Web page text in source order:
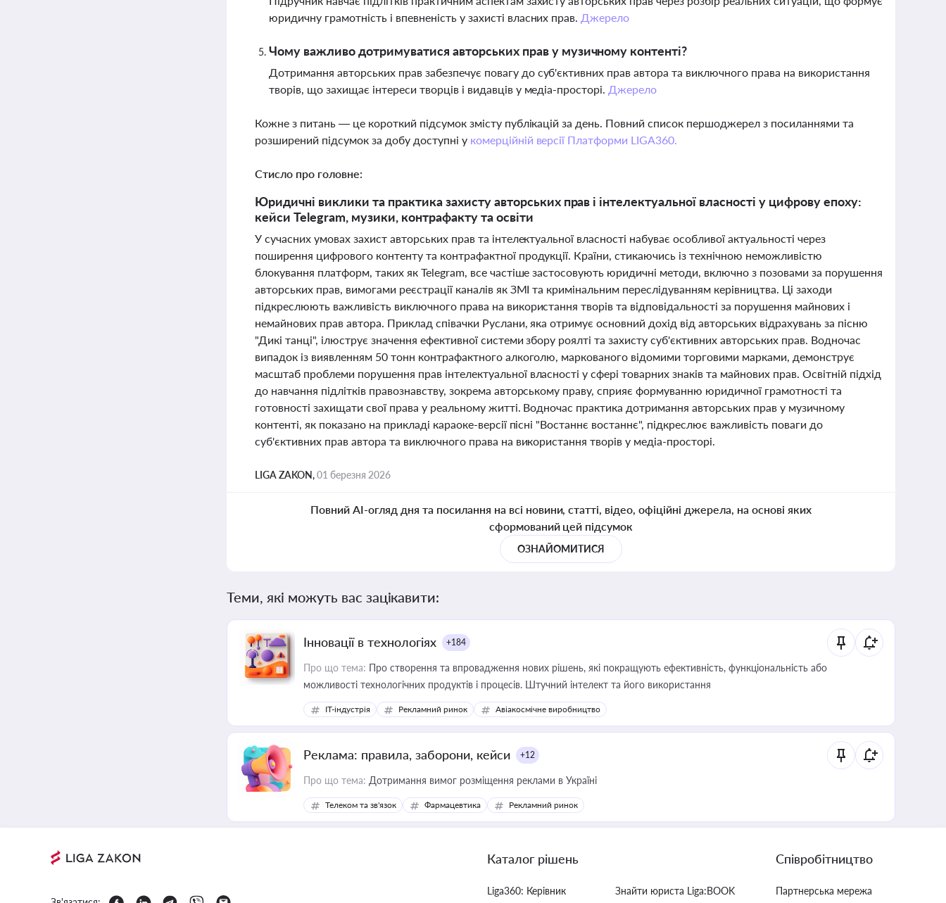
юридичну грамотність і впевненість у захисті власних прав. Джерело
Чому важливо дотримуватися авторських прав у музичному контенті?
Дотримання авторських прав забезпечує повагу до суб'єктивних прав автора та виключного права на використання
творів, що захищає інтереси творців і видавців у медіа-просторі. Джерело
Кожне з питань — це короткий підсумок змісту публікацій за день. Повний список першоджерел з посиланнями та
розширений підсумок за добу доступні у комерційній версії Платформи LIGA360.
Стисло про головне:
Юридичні виклики та практика захисту авторських прав і інтелектуальної власності у цифрову епоху:
кейси Telegram, музики, контрафакту та освіти
У сучасних умовах захист авторських прав та інтелектуальної власності набуває особливої актуальності через
поширення цифрового контенту та контрафактної продукції. Країни, стикаючись із технічною неможливістю
блокування платформ, таких як Telegram, все частіше застосовують юридичні методи, включно з позовами за порушення
авторських прав, вимогами реєстрації каналів як ЗМІ та кримінальним переслідуванням керівництва. Ці заходи
підкреслюють важливість виключного права на використання творів та відповідальності за порушення майнових і
немайнових прав автора. Приклад співачки Руслани, яка отримує основний дохід від авторських відрахувань за пісню
"Дикі танці", ілюструє значення ефективної системи збору роялті та захисту суб'єктивних авторських прав. Водночас
випадок із виявленням 50 тонн контрафактного алкоголю, маркованого відомими торговими марками, демонструє
масштаб проблеми порушення прав інтелектуальної власності у сфері товарних знаків та майнових прав. Освітній підхід
до навчання підлітків правознавству, зокрема авторському праву, сприяє формуванню юридичної грамотності та
готовності захищати свої права у реальному житті. Водночас практика дотримання авторських прав у музичному
контенті, як показано на прикладі караоке-версії пісні "Востаннє востаннє", підкреслює важливість поваги до
суб'єктивних прав автора та виключного права на використання творів у медіа-просторі.
LIGA ZAKON,01 березня 2026
Повний AI-огляд дня та посилання на всі новини, статті, відео, офіційні джерела, на основі яких
сформований цей підсумок
ОЗНАЙОМИТИСЯ
Теми, які можуть вас зацікавити:
Інновації в технологіях +184
Про що тема: Про створення та впровадження нових рішень, які покращують ефективність, функціональність або
можливості технологічних продуктів і процесів. Штучний інтелект та його використання
IT-індустрія Рекламний ринок Авіакосмічне виробництво
Реклама: правила, заборони, кейси +12
Про що тема: Дотримання вимог розміщення реклами в Україні
Телеком та зв'язок Фармацевтика Рекламний ринок
Каталог рішень
Liga360: Керівник Знайти юриста Liga:BOOK
Співробітництво
Партнерська мережа